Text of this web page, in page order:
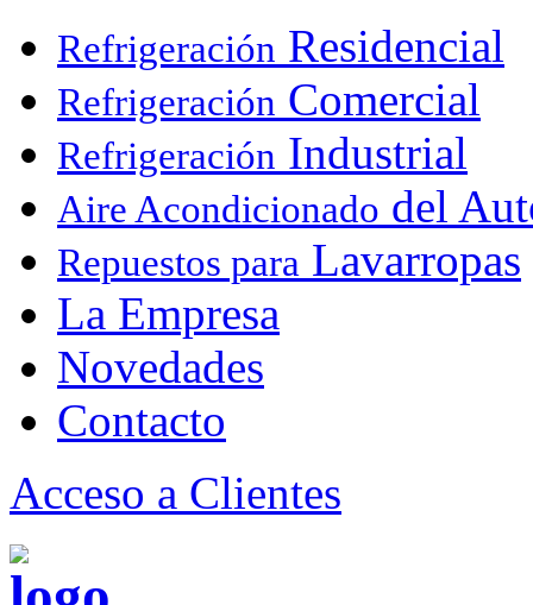
Refrigeración Residencial
Refrigeración Comercial
Refrigeración Industrial
Aire Acondicionado del
Repuestos para Lavarropas
La Empresa
Novedades
Contacto
Acceso a Clientes